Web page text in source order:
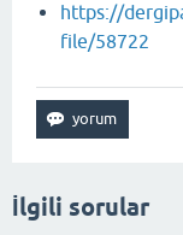
https://
file/58722
İlgili sorular